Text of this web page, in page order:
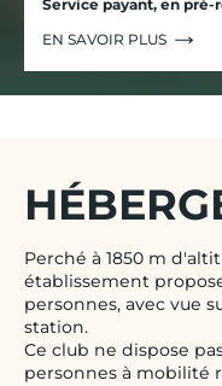
Service payant, en pré-
EN SAVOIR PLUS
Perché à 1850 m
établissement
personnes, avec vue
station.
Ce club ne dispose
personnes à mobilité